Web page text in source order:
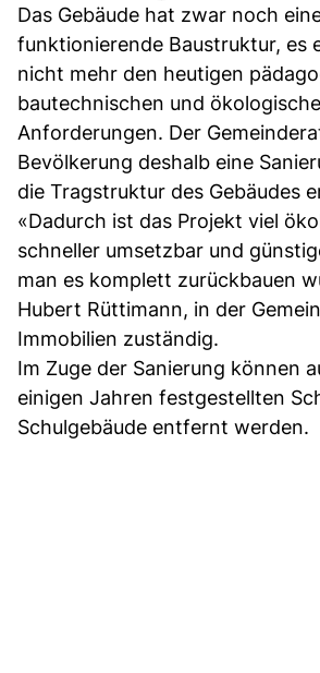
Das Gebäude hat zwar noch
funktionierende Baustruktur, es
nicht mehr den heutigen
bautechnischen und
Anforderungen. Der
Bevölkerung deshalb eine
die Tragstruktur des Gebäudes
«Dadurch ist das Projekt viel
schneller umsetzbar und
man es komplett zurückbauen
Hubert Rüttimann, in der
Immobilien zuständig.
Im Zuge der Sanierung können
einigen Jahren festgestellten
Schulgebäude entfernt werden.